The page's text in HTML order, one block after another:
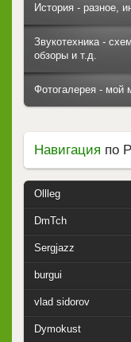
История - разное,
Звукотехника -
обзоры и т.д.
Фотогалерея - мой
Навигация по
Ollleg
DmTch
Sergjazz
burgui
vlad sidorov
Dymokust